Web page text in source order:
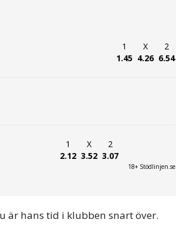
1
1.45
X
4.26
2
6.54
1
2.12
X
3.52
2
3.07
18+ Stödlinjen.se
är hans tid i klubben snart över.